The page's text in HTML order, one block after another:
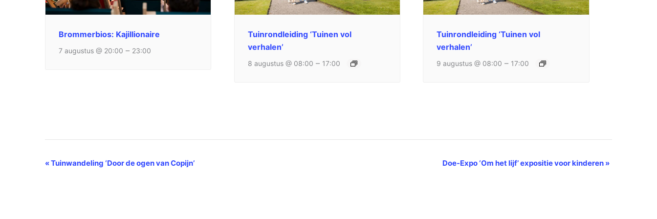
Brommerbios: Kajillionaire
7 augustus @ 20:00 – 23:00
Tuinrondleiding ‘Tuinen vol
verhalen’
8 augustus @ 08:00 – 17:00
Tuinrondleiding ‘Tuinen vol
verhalen’
9 augustus @ 08:00 – 17:00
Evenement
«Tuinwandeling ‘Door de ogen van Copijn’ Doe-Expo ‘Om het lijf’ expositie voor kinderen »